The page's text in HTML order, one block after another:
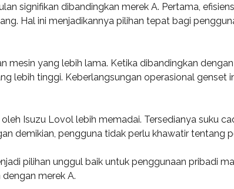
signifikan dibandingkan merek A. Pertama,
Hal ini menjadikannya pilihan tepat bagi
mesin yang lebih lama. Ketika dibandingkan
lebih tinggi. Keberlangsungan operasional genset
Isuzu Lovol lebih memadai. Tersedianya suku
demikian, pengguna tidak perlu khawatir tentang
pilihan unggul baik untuk penggunaan pribadi
merek A.